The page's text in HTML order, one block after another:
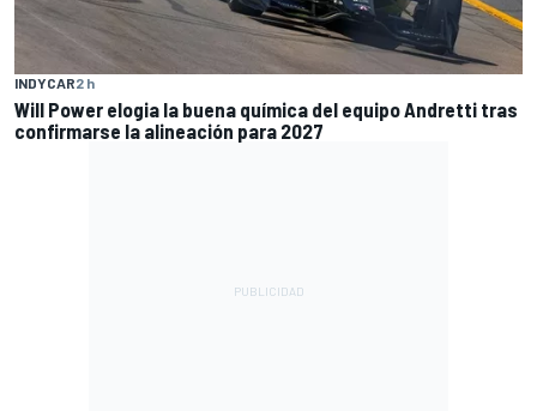
INDYCAR2 h
Will Power elogia la buena química del equipo Andretti tras
confirmarse la alineación para 2027